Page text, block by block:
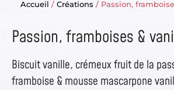
Accueil / Créations / Passion,
Passion, framboises &
Biscuit vanille, crémeux fruit de la
framboise & mousse mascarpone